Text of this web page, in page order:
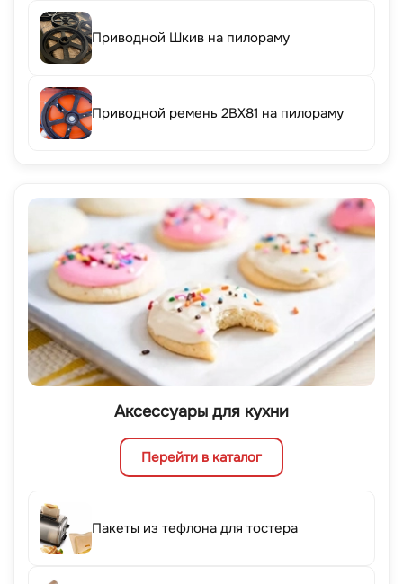
Приводной Шкив на пилораму
Приводной ремень 2BX81 на пилораму
Аксессуары для кухни
Перейти в каталог
Пакеты из тефлона для тостера